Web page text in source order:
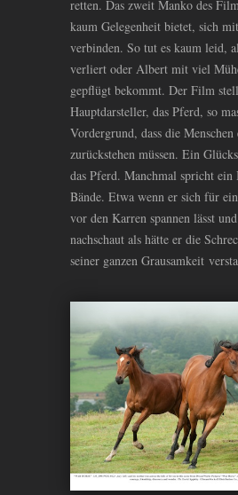
retten. Das zweit Manko des
kaum Gelegenheit bietet, sich
verbinden. So tut es kaum leid,
verliert oder Albert mit viel
gepflügt bekommt. Der Film
Hauptdarsteller, das Pferd, so
Vordergrund, dass die
zurückstehen müssen. Ein
das Pferd. Manchmal spricht ein
Bände. Etwa wenn er sich für
vor den Karren spannen lässt
nachschaut als hätte er die
seiner ganzen Grausamkeit